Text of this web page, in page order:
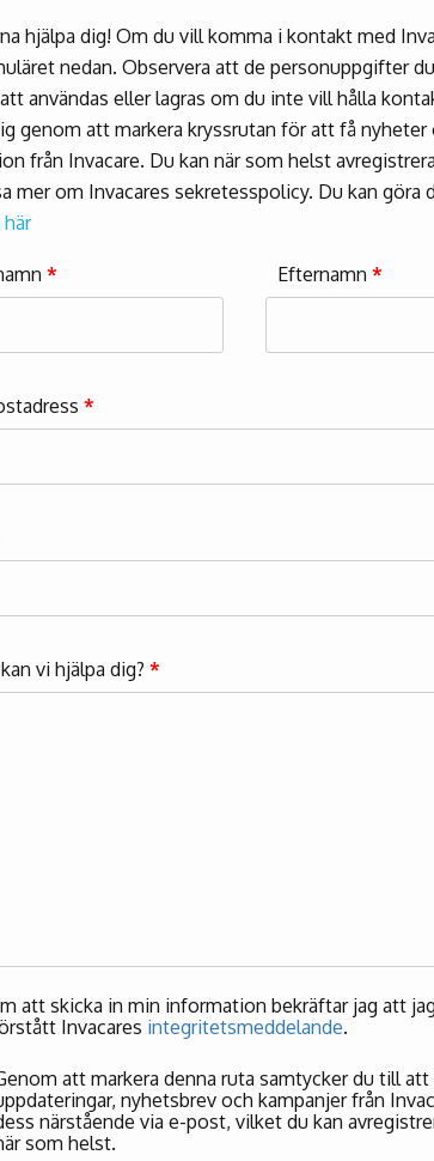
hjälpa dig! Om du vill komma i kontakt med
nedan. Observera att de personuppgifter
användas eller lagras om du inte vill hålla
genom att markera kryssrutan för att få nyheter
från Invacare. Du kan när som helst
mer om Invacares sekretesspolicy. Du kan göra
* Efternamn *
*
vi hjälpa dig? *
att skicka in min information bekräftar jag att
Invacares integritetsmeddelande.
att markera denna ruta samtycker du till
nyhetsbrev och kampanjer från
närstående via e-post, vilket du kan
som helst.